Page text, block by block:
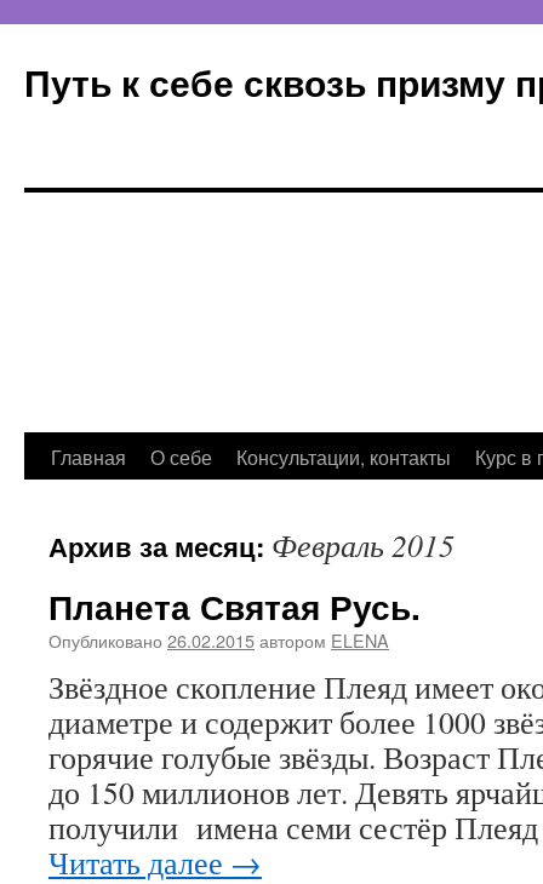
Путь к себе сквозь призму
Перейти
содержимому
Главная О себе Консультации, контакты Курс в
Архив за месяц: Февраль 2015
Планета Святая Русь.
Опубликовано 26.02.2015автором ELENA
Звёздное скопление Плеяд имеет
диаметре и содержит более 1000
горячие голубые звёзды. Возраст
до 150 миллионов лет. Девять
получили имена семи сестёр
Читать далее →